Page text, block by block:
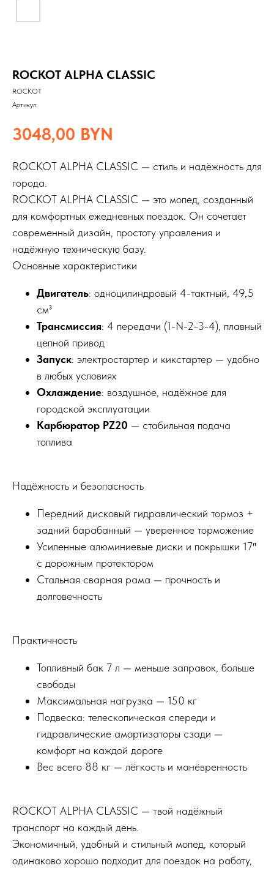
ROCKOT ALPHA CLASSIC
ROCKOT
Артикул:
3048,00 BYN
ROCKOT ALPHA CLASSIC — стиль и надёжность для
города.
ROCKOT ALPHA CLASSIC — это мопед, созданный
для комфортных ежедневных поездок. Он сочетает
современный дизайн, простоту управления и
надёжную техническую базу.
Основные характеристики
Двигатель: одноцилиндровый 4-тактный, 49,5
см³
Трансмиссия: 4 передачи (1-N-2-3-4), плавный
цепной привод
Запуск: электростартер и кикстартер — удобно
в любых условиях
Охлаждение: воздушное, надёжное для
городской эксплуатации
Карбюратор PZ20 — стабильная подача
топлива
Надёжность и безопасность
Передний дисковый гидравлический тормоз +
задний барабанный — уверенное торможение
Усиленные алюминиевые диски и покрышки 17″
с дорожным протектором
Стальная сварная рама — прочность и
долговечность
Практичность
Топливный бак 7 л — меньше заправок, больше
свободы
Максимальная нагрузка — 150 кг
Подвеска: телескопическая спереди и
гидравлические амортизаторы сзади —
комфорт на каждой дороге
Вес всего 88 кг — лёгкость и манёвренность
ROCKOT ALPHA CLASSIC — твой надёжный
транспорт на каждый день.
Экономичный, удобный и стильный мопед, который
одинаково хорошо подходит для поездок на работу,